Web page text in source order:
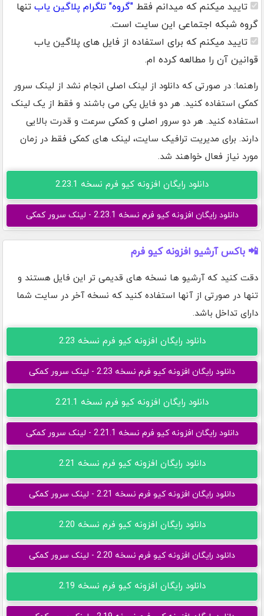
تایید میکنم که میدانم فقط "گروه" تلگرام پلاگین یاب تنها
گروه شبکه اجتماعی این سایت است.
تایید میکنم که برای استفاده از فایل های پلاگین یاب
قوانین آن را مطالعه کرده ام.
راهنما: در صورتی که دانلود از لینک اصلی انجام نشد از لینک سرور
کمکی استفاده کنید. هر دو فایل یکی می باشند و فقط از یک لینک
استفاده کنید. هر دو سرور اصلی و کمکی سرعت و قدرت بالایی
دارند. برای مدیریت ترافیک سایت، لینک های کمکی فقط در زمان
مورد نیاز فعال خواهند شد.
دانلود رایگان افزونه کیو فرم نسخه 2.23.1
دانلود رایگان افزونه کیو فرم نسخه 2.23.1 - لینک سرور کمکی
📲 باکس آرشیو افزونه کیو فرم
دقت کنید که آرشیو ها نسخه های قدیمی تر این فایل هستند و
تنها در صورتی از آنها استفاده کنید که نسخه آخر در سایت شما
دارای تداخل باشد.
دانلود رایگان افزونه کیو فرم نسخه 2.23
دانلود رایگان افزونه کیو فرم نسخه 2.23 - لینک سرور کمکی
دانلود رایگان افزونه کیو فرم نسخه 2.21.1
دانلود رایگان افزونه کیو فرم نسخه 2.21.1 - لینک سرور کمکی
دانلود رایگان افزونه کیو فرم نسخه 2.21
دانلود رایگان افزونه کیو فرم نسخه 2.21 - لینک سرور کمکی
دانلود رایگان افزونه کیو فرم نسخه 2.20
دانلود رایگان افزونه کیو فرم نسخه 2.20 - لینک سرور کمکی
دانلود رایگان افزونه کیو فرم نسخه 2.19